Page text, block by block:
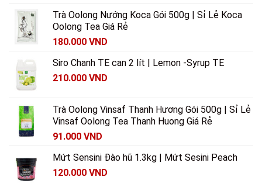
Trà Oolong Nướng Koca Gói 500g | Sỉ Lẻ Koca
Oolong Tea Giá Rẻ
180.000 VND
Siro Chanh TE can 2 lít | Lemon -Syrup TE
210.000 VND
Trà Oolong Vinsaf Thanh Hương Gói 500g | Sỉ Lẻ
Vinsaf Oolong Tea Thanh Huong Giá Rẻ
91.000 VND
Mứt Sensini Đào hũ 1.3kg | Mứt Sesini Peach
120.000 VND